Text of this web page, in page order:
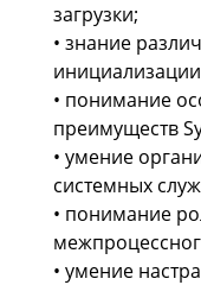
загрузки;
• знание
• понимание
преимуществ
• умение
системных
• понимание
• умение